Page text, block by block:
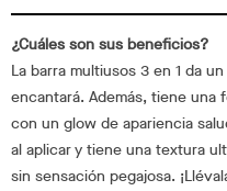
¿Cuáles son sus beneficios?
La barra multiusos 3 en 1 da
encantará. Además, tiene una
con un glow de apariencia
al aplicar y tiene una textura
sin sensación pegajosa.